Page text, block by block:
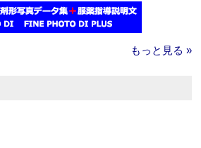
もっと見る »